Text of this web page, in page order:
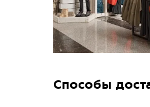
Способы